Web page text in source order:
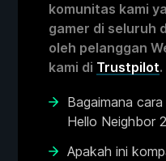
komunitas kami
gamer di seluruh
oleh pelanggan
kami di Trustpilot.
Bagaimana
Hello Neighbor
Apakah ini